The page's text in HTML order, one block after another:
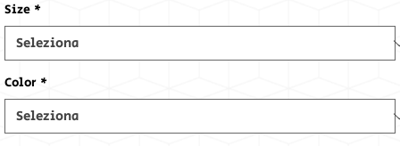
Size *
Color *